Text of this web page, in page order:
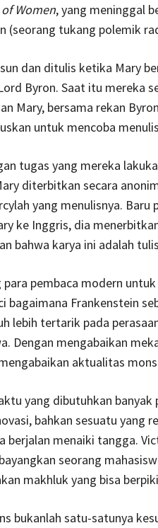
Women, yang meninggal
(seorang tukang polemik
dan ditulis ketika Mary
Byron. Saat itu mereka
Mary, bersama rekan
untuk mencoba
tugas yang mereka
diterbitkan secara
yang menulisnya. Baru
ke Inggris, dia
bahwa karya ini adalah
pembaca modern
bagaimana Frankenstein
lebih tertarik pada
Dengan mengabaikan
aktualitas
yang dibutuhkan
bahkan sesuatu yang
berjalan menaiki tangga.
seorang
makhluk yang bisa
bukanlah satu-satunya